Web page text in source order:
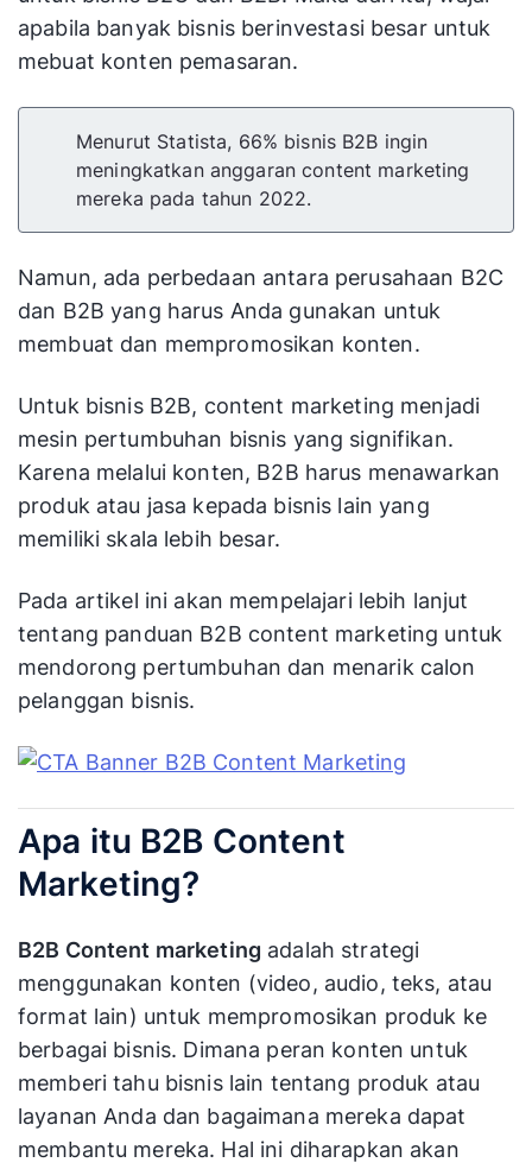
apabila banyak bisnis berinvestasi besar untuk
mebuat konten pemasaran.
Menurut Statista, 66% bisnis B2B ingin
meningkatkan anggaran content marketing
mereka pada tahun 2022.
Namun, ada perbedaan antara perusahaan B2C
dan B2B yang harus Anda gunakan untuk
membuat dan mempromosikan konten.
Untuk bisnis B2B, content marketing menjadi
mesin pertumbuhan bisnis yang signifikan.
Karena melalui konten, B2B harus menawarkan
produk atau jasa kepada bisnis lain yang
memiliki skala lebih besar.
Pada artikel ini akan mempelajari lebih lanjut
tentang panduan B2B content marketing untuk
mendorong pertumbuhan dan menarik calon
pelanggan bisnis.
Apa itu B2B Content
Marketing?
B2B Content marketing adalah strategi
menggunakan konten (video, audio, teks, atau
format lain) untuk mempromosikan produk ke
berbagai bisnis. Dimana peran konten untuk
memberi tahu bisnis lain tentang produk atau
layanan Anda dan bagaimana mereka dapat
membantu mereka. Hal ini diharapkan akan